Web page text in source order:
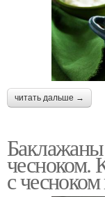
читать дальше →
чесноком.
с